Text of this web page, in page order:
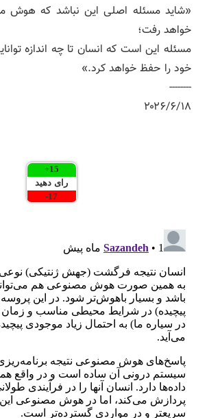
«شاید مسئله اصلی این نباشد که هوش
خواهد رفت؛
مسئله این است که انسان تا چه اندازه
خود را حفظ خواهد کرد.»
--------
۲۰۲۶/۶/۱۸
15
+
رای دهید
17
-